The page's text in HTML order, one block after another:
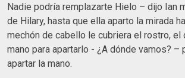
Nadie podría remplazarte Hielo – dijo Ian
de Hilary, hasta que ella aparto la mirada
mechón de cabello le cubriera el rostro, el
mano para apartarlo - ¿A dónde vamos? –
apartar la mano.